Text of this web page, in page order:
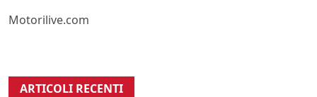
Motorilive.com
ARTICOLI RECENTI